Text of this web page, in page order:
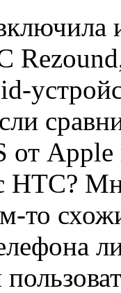
от
HTC?
то